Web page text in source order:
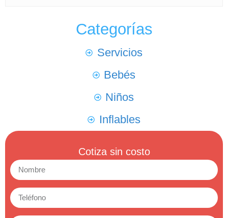
Categorías
Servicios
Bebés
Niños
Inflables
Cotiza sin costo